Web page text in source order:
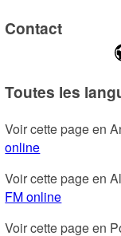
Contact
Toutes les
Voir cette page en
online
Voir cette page en
FM online
Voir cette page en